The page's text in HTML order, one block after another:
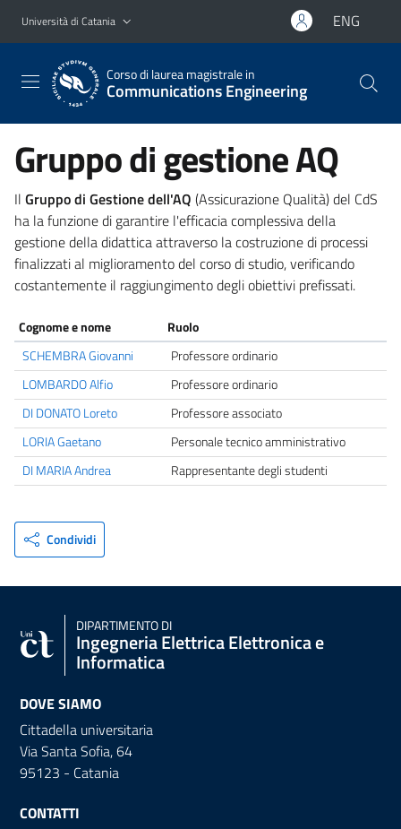
Vai al contenuto principale
Vai al menu di navigazione
Università di Catania ENG
Corso di laurea magistrale in
Communications Engineering
Gruppo di gestione AQ
Il Gruppo di Gestione dell'AQ (Assicurazione Qualità) del CdS
ha la funzione di garantire l'efficacia complessiva della
gestione della didattica attraverso la costruzione di processi
finalizzati al miglioramento del corso di studio, verificando
costantemente il raggiungimento degli obiettivi prefissati.
Cognome e nome
Ruolo
SCHEMBRA Giovanni
Professore ordinario
LOMBARDO Alfio
Professore ordinario
DI DONATO Loreto
Professore associato
LORIA Gaetano
Personale tecnico amministrativo
DI MARIA Andrea
Rappresentante degli studenti
Condividi
DIPARTIMENTO DI
Ingegneria Elettrica Elettronica e
Informatica
DOVE SIAMO
Cittadella universitaria
Via Santa Sofia, 64
95123 - Catania
CONTATTI